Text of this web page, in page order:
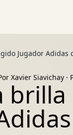
Jugador Adidas
Xavier Siavichay ·